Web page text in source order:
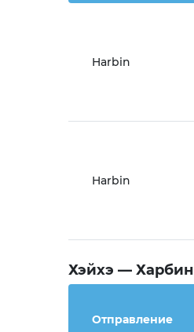
Harbin
Harbin
Хэйхэ — Харбин
Отправление